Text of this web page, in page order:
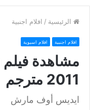
الرئيسية / افلام اجنبية
افلام اجنبية افلام اسيوية
2011 مترجم
ايديس أوف مارش